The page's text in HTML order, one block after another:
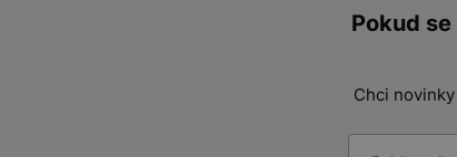
Pokud
Chci novinky